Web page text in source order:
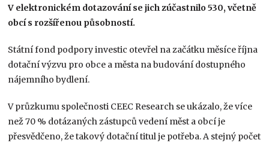
V elektronickém dotazování se jich zúčastnilo 530, včetně
obcí s rozšířenou působností.
Státní fond podpory investic otevřel na začátku měsíce října
dotační výzvu pro obce a města na budování dostupného
nájemního bydlení.
V průzkumu společnosti CEEC Research se ukázalo, že více
než 70 % dotázaných zástupců vedení měst a obcí je
přesvědčeno, že takový dotační titul je potřeba. A stejný počet